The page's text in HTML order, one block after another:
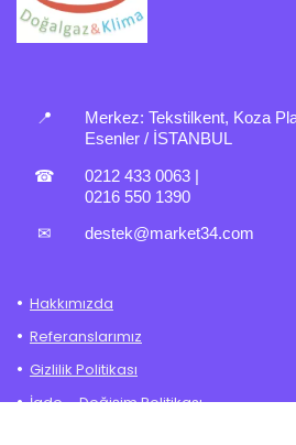
📍 Merkez: Tekstilkent, Koza
Esenler / İSTANBUL
☎ 0212 433 0063
0216 550 1390
✉ destek@market34.com
Hakkımızda
Referanslarımız
Gizlilik Politikası
İade – Değişim Politikası